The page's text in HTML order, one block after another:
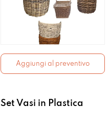
Aggiungi al preventivo
Set Vasi in Plastica